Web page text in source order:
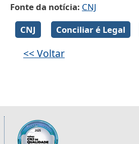
Fonte da notícia CNJ
CNJ
Conciliar é Legal
<< Voltar
Informações úteis sobre
Imagem